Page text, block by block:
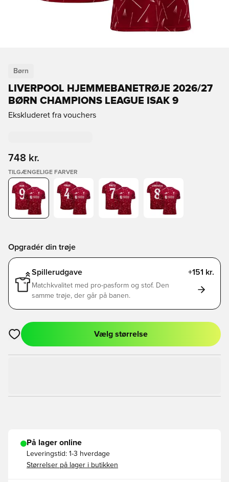
Børn
LIVERPOOL HJEMMEBANETRØJE 2026/27
BØRN CHAMPIONS LEAGUE ISAK 9
Ekskluderet fra vouchers
748 kr.
TILGÆNGELIGE FARVER
Opgradér din trøje
Spillerudgave +151 kr.
Matchkvalitet med pro-pasform og stof. Den
samme trøje, der går på banen.
Åbner en Modal til at logge ind eller tilmelde dig som medlem
Vælg størrelse
På lager online
Leveringstid: 1-3 hverdage
Størrelser på lager i butikken